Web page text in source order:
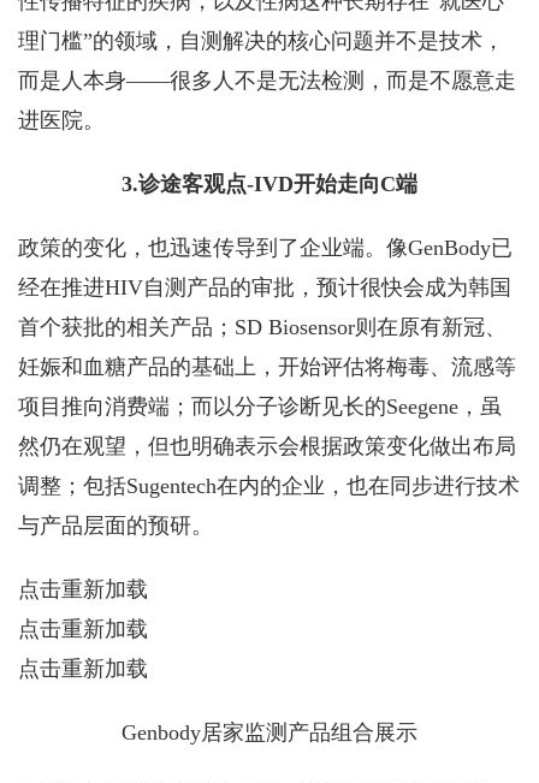
理门槛”的领域，自测解决的核心问题并不是技术，
而是人本身——很多人不是无法检测，而是不愿意走
进医院。
3.诊途客观点-IVD开始走向C端
政策的变化，也迅速传导到了企业端。像GenBody已
经在推进HIV自测产品的审批，预计很快会成为韩国
首个获批的相关产品；SD Biosensor则在原有新冠、
妊娠和血糖产品的基础上，开始评估将梅毒、流感等
项目推向消费端；而以分子诊断见长的Seegene，虽
然仍在观望，但也明确表示会根据政策变化做出布局
调整；包括Sugentech在内的企业，也在同步进行技术
与产品层面的预研。
点击重新加载
点击重新加载
点击重新加载
Genbody居家监测产品组合展示